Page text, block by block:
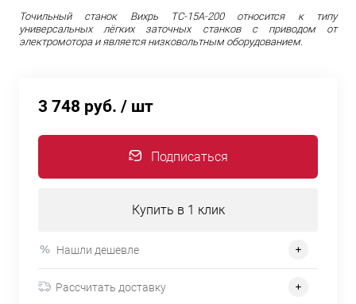
Точильный станок Вихрь ТС-15А-200 относится к типу
универсальных лёгких заточных станков с приводом от
электромотора и является низковольтным оборудованием.
3 748 руб. / шт
Подписаться
Купить в 1 клик
Нашли дешевле
Рассчитать доставку